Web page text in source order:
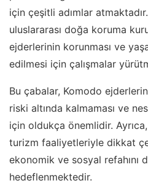
için çeşitli adımlar
uluslararası doğa koruma
ejderlerinin korunması ve
edilmesi için çalışmalar
Bu çabalar, Komodo
riski altında kalmaması ve
için oldukça önemlidir.
turizm faaliyetleriyle dikkat
ekonomik ve sosyal refahını
hedeflenmektedir.